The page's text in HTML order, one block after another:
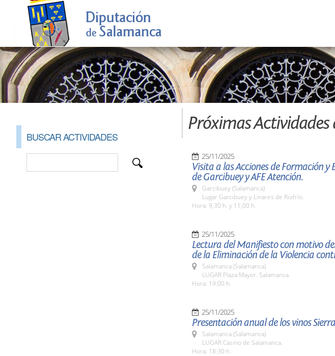
BUSCAR ACTIVIDADES
Próximas
25/11/2025
Visita a las Acciones de Formación y
de Garcibuey y AFE Atención.
Garcibuey (Salamanca)
Lugar Garcibuey y Linares de Riofrío.
Hora: 9,30 h. y 11,00 h.
25/11/2025
Lectura del Manifiesto con motivo
de la Eliminación de la Violencia
Salamanca (Salamanca)
LUGAR Plaza Mayor. Salamanca
Hora: 19:00 h.
25/11/2025
Presentación anual de los vinos
Salamanca (Salamanca)
LUGAR Casino de Salamanca.
Hora: 18:30 h.